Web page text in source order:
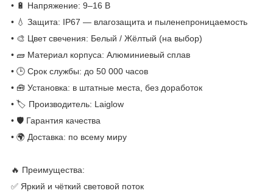
• 🔋 Напряжение: 9–16 В
• 💧 Защита: IP67 — влагозащита и пыленепроницаемость
• 🎨 Цвет свечения: Белый / Жёлтый (на выбор)
• 🧱 Материал корпуса: Алюминиевый сплав
• 🕒 Срок службы: до 50 000 часов
• 🧰 Установка: в штатные места, без доработок
• 🏷 Производитель: Laiglow
• 🛡 Гарантия качества
• 🌍 Доставка: по всему миру
🔥 Преимущества:
✅ Яркий и чёткий световой поток